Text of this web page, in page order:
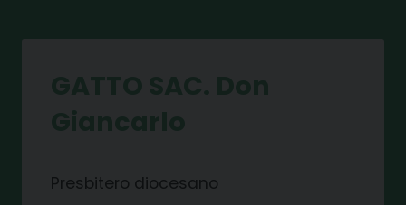
Presbitero diocesano